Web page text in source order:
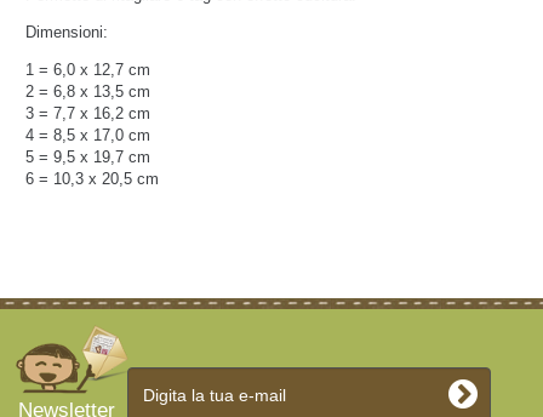
Dimensioni:
1 = 6,0 x 12,7 cm
2 = 6,8 x 13,5 cm
3 = 7,7 x 16,2 cm
4 = 8,5 x 17,0 cm
5 = 9,5 x 19,7 cm
6 = 10,3 x 20,5 cm
Newsletter